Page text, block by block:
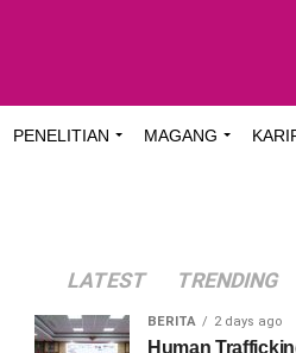
PENELITIAN MAGANG
LATEST TRENDING
BERITA 2 days ago
Human